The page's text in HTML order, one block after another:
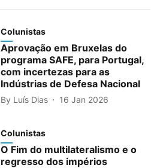
Colunistas
Aprovação em Bruxelas do
programa SAFE, para Portugal,
com incertezas para as
Indústrias de Defesa Nacional
By Luís Dias 16 Jan 2026
Colunistas
O Fim do multilateralismo e o
regresso dos impérios